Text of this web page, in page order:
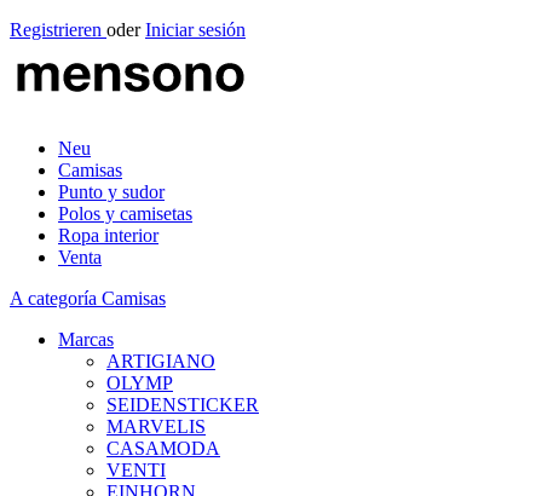
Registrieren oder Iniciar sesión
Neu
Camisas
Punto y sudor
Polos y camisetas
Ropa interior
Venta
A categoría Camisas
Marcas
ARTIGIANO
OLYMP
SEIDENSTICKER
MARVELIS
CASAMODA
VENTI
EINHORN